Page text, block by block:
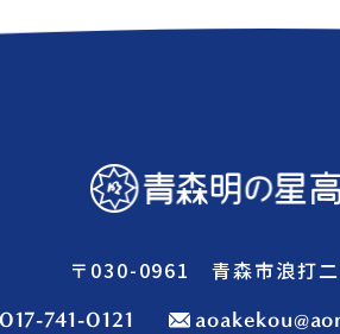
〒030-0961 青森市浪打
741-0121